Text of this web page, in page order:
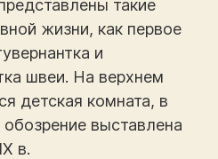
такие
жизни, как первое
и
швеи. На верхнем
детская комната, в
выставлена
в.